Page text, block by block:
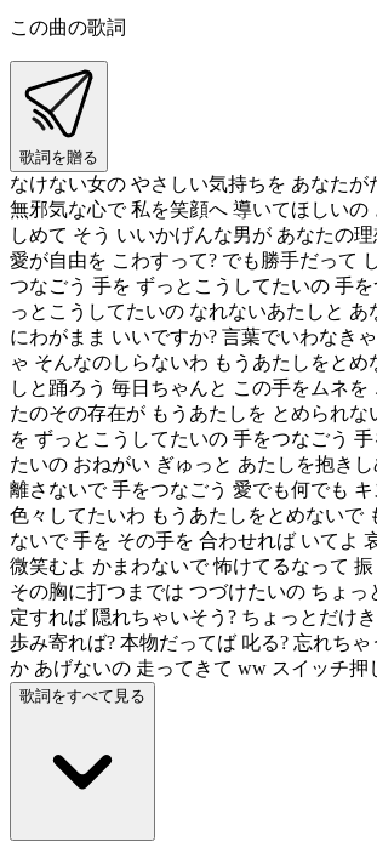
この曲の歌詞
歌詞を贈る
なけない女の やさしい気持ちを あなたが
無邪気な心で 私を笑顔へ 導いてほしいの
しめて そう いいかげんな男が あなたの
愛が自由を こわすって? でも勝手だって
つなごう 手を ずっとこうしてたいの 手
っとこうしてたいの なれないあたしと あ
にわがまま いいですか? 言葉でいわなき
ゃ そんなのしらないわ もうあたしをとめ
しと踊ろう 毎日ちゃんと この手をムネを
たのその存在が もうあたしを とめられな
を ずっとこうしてたいの 手をつなごう
たいの おねがい ぎゅっと あたしを抱き
離さないで 手をつなごう 愛でも何でも
色々してたいわ もうあたしをとめないで
ないで 手を その手を 合わせれば いてよ
微笑むよ かまわないで 怖けてるなって
その胸に打つまでは つづけたいの ちょっ
定すれば 隠れちゃいそう? ちょっとだけ
歩み寄れば? 本物だってば 叱る? 忘れちゃ
か あげないの 走ってきて ww スイッチ押
歌詞をすべて見る